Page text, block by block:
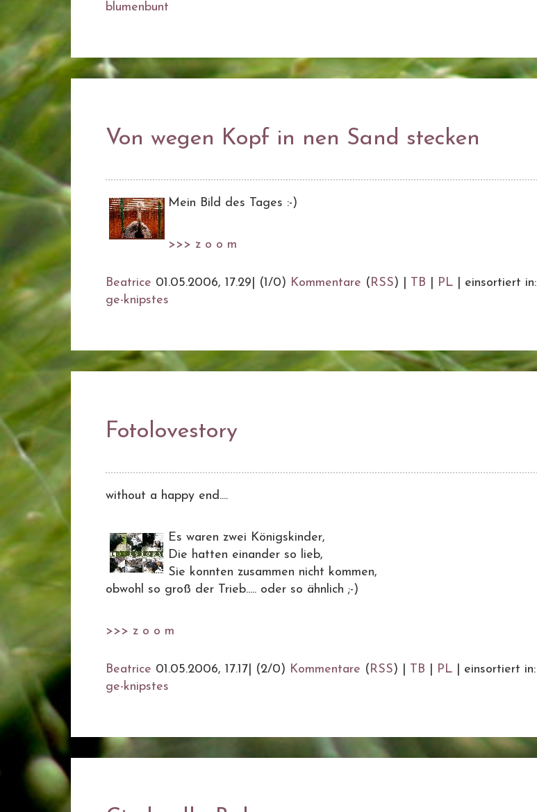
blumenbunt
Von wegen Kopf in nen Sand stecken
Mein Bild des Tages :-)
>>> z o o m
Beatrice 01.05.2006, 17.29 (1/0) Kommentare (RSS) | TB PL
einsortiert in:
ge-knipstes
Fotolovestory
without a happy end....
Es waren zwei Königskinder,
Die hatten einander so lieb,
Sie konnten zusammen nicht kommen,
obwohl so groß der Trieb..... oder so ähnlich ;-)
>>> z o o m
Beatrice 01.05.2006, 17.17 (2/0) Kommentare (RSS) | TB PL
einsortiert in:
ge-knipstes